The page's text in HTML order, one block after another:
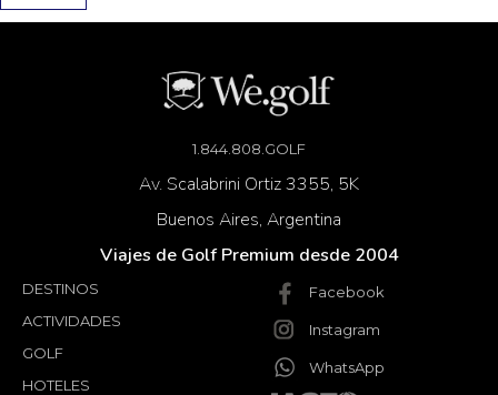
1.844.808.GOLF
Av. Scalabrini Ortiz 3355, 5K
Buenos Aires, Argentina
Viajes de Golf Premium desde 2004
DESTINOS
ACTIVIDADES
GOLF
HOTELES
Facebook
Instagram
WhatsApp